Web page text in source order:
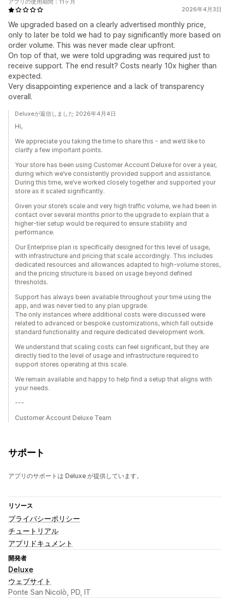
2026年4月3日
We upgraded based on a clearly advertised monthly price,
only to later be told we had to pay significantly more based on
order volume. This was never made clear upfront.
On top of that, we were told upgrading was required just to
receive support. The end result? Costs nearly 10x higher than
expected.
Very disappointing experience and a lack of transparency
overall.
アプリの使用期間：11ヶ月
Deluxeが返信しました 2026年4月4日
Hi,
We appreciate you taking the time to share this - and we’d like to
clarify a few important points.
Your store has been using Customer Account Deluxe for over a year,
during which we’ve consistently provided support and assistance.
During this time, we’ve worked closely together and supported your
store as it scaled significantly.
Given your store’s scale and very high traffic volume, we had been in
contact over several months prior to the upgrade to explain that a
higher-tier setup would be required to ensure stability and
performance.
Our Enterprise plan is specifically designed for this level of usage,
with infrastructure and pricing that scale accordingly. This includes
dedicated resources and allowances adapted to high-volume stores,
and the pricing structure is based on usage beyond defined
thresholds.
Support has always been available throughout your time using the
app, and was never tied to any plan upgrade.
The only instances where additional costs were discussed were
related to advanced or bespoke customizations, which fall outside
standard functionality and require dedicated development work.
We understand that scaling costs can feel significant, but they are
directly tied to the level of usage and infrastructure required to
support stores operating at this scale.
We remain available and happy to help find a setup that aligns with
your needs.
---
Customer Account Deluxe Team
サポート
アプリのサポートは Deluxe が提供しています。
リソース
プライバシーポリシー
チュートリアル
アプリドキュメント
開発者
Deluxe
ウェブサイト
Ponte San Nicolò, PD, IT